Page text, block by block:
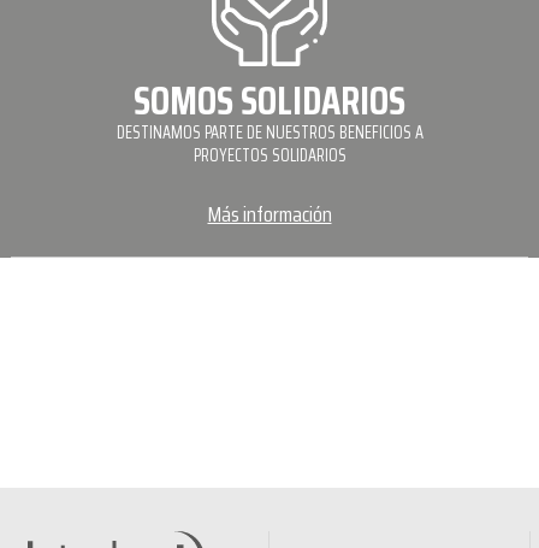
SOMOS SOLIDARIOS
DESTINAMOS PARTE DE NUESTROS BENEFICIOS A
PROYECTOS SOLIDARIOS
Más información